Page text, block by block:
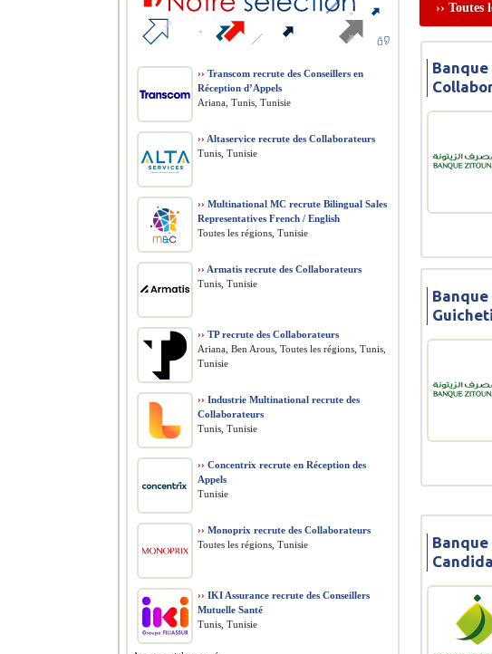
››
›› Transcom recrute des Conseillers en
Réception d’Appels
Ariana, Tunis, Tunisie
›› Altaservice recrute des Collaborateurs
Tunis, Tunisie
›› Multinational MC recrute Bilingual Sales
Representatives French / English
Toutes les régions, Tunisie
›› Armatis recrute des Collaborateurs
Tunis, Tunisie
›› TP recrute des Collaborateurs
Ariana, Ben Arous, Toutes les régions, Tunis,
Tunisie
›› Industrie Multinational recrute des
Collaborateurs
Tunis, Tunisie
›› Concentrix recrute en Réception des
Appels
Tunisie
›› Monoprix recrute des Collaborateurs
Toutes les régions, Tunisie
›› IKI Assurance recrute des Conseillers
Mutuelle Santé
Tunis, Tunisie